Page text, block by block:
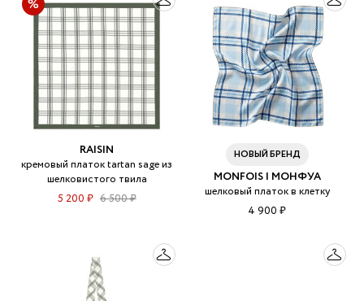
RAISIN
кремовый платок tartan sage из
шелковистого твила
5 200 ₽ 6 500 ₽
НОВЫЙ БРЕНД
MONFOIS | МОНФУА
шелковый платок в клетку
4 900 ₽